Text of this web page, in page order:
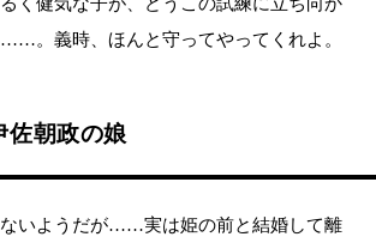
。義時、ほんと守ってやってくれよ。
佐朝政の娘
ないようだが……実は姫の前と結婚して離